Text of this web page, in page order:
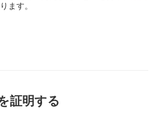
ます。
証明する